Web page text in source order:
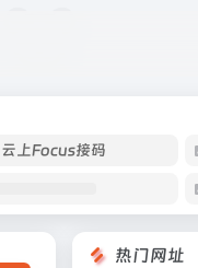
云上Focus接码
热门网址